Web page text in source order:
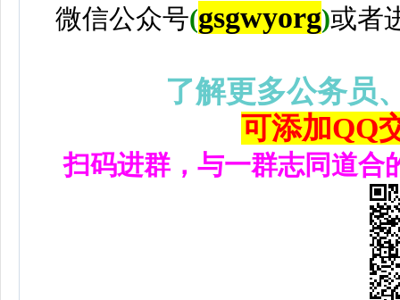
微信公众号(gsgwyorg)或者
了解更多公务员
可添加QQ
扫码进群，与一群志同道合